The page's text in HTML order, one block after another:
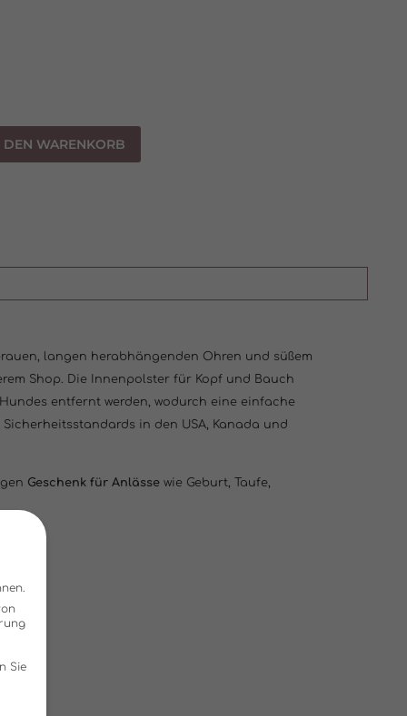
DEN WARENKORB
langen herabhängenden Ohren und süßem
Shop. Die Innenpolster für Kopf und Bauch
entfernt werden, wodurch eine einfache
in den USA, Kanada und
Geschenk für Anlässe wie Geburt, Taufe,
Sie